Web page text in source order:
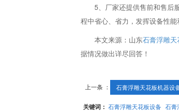
5、厂家还提供售前和售后
程中省心、省力，发挥设备性能
本文来源：山东石膏浮雕
据情况做出详尽回答！
上一条 ： 石膏浮雕天花板机器设
关键词： 石膏浮雕天花板设备 石膏